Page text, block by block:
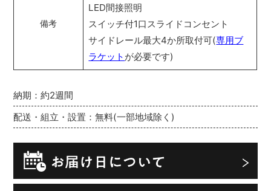
納期：約2週間
配送・組立・設置：無料(一部地域除く)
備考
LED間接照明
スイッチ付1口スライドコンセント
サイドレール最大4か所取付可(専用ブ
ラケット が必要です)